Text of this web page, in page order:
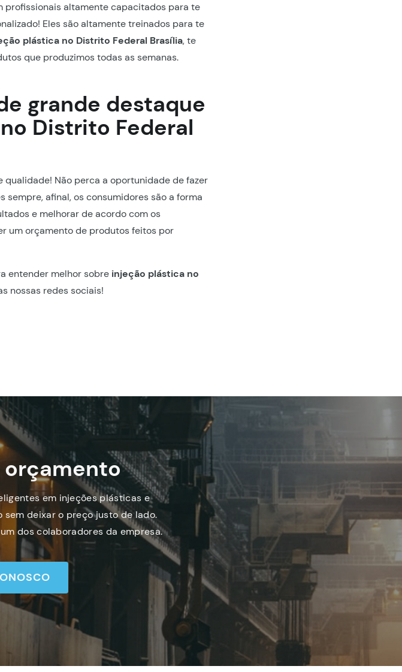
profissionais altamente capacitados para te
Eles são altamente treinados para te
plástica no Distrito Federal Brasília, te
que produzimos todas as semanas.
grande destaque
Distrito Federal
Não perca a oportunidade de fazer
afinal, os consumidores são a forma
e melhorar de acordo com os
um orçamento de produtos feitos por
entender melhor sobre injeção plástica no
nossas redes sociais!
em injeções plásticas e
deixar o preço justo de lado.
dos colaboradores da empresa.